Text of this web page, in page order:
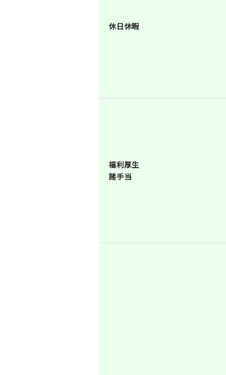
休日休暇
福利厚生
諸手当